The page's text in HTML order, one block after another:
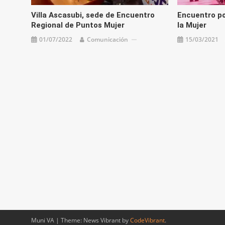
Villa Ascasubi, sede de Encuentro
Regional de Puntos Mujer
01/07/2022 Comunicación
Encuentro
la Mujer
15/03/2021
Muni VA | Theme: News Vibrant byCodeVibrant.